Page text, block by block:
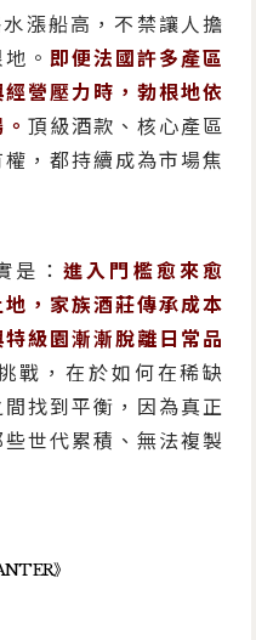
漲船高，不禁讓人擔
。 即便法國許多產區
營壓力時，勃根地依
。頂級酒款、核心產區
，都持續成為市場焦
是： 進入門檻愈來愈
，家族酒莊傳承成本
級園漸漸脫離日常品
戰，在於如何在稀缺
找到平衡，因為真正
世代累積、無法複製
》